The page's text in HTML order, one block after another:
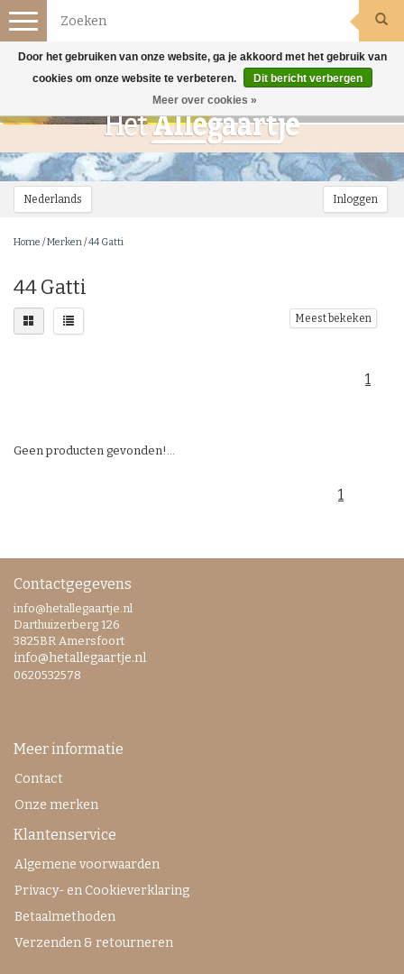
Nederlands Inloggen
Toggle
navigation
Home /Merken/44 Gatti
44 Gatti
Meest bekeken
1
Geen producten gevonden!...
1
Contactgegevens
info@hetallegaartje.nl
Darthuizerberg 126
3825BR Amersfoort
info@hetallegaartje.nl
0620532578
Meer informatie
Contact
Onze merken
Klantenservice
Algemene voorwaarden
Privacy- en Cookieverklaring
Betaalmethoden
Verzenden & retourneren
Door het gebruiken van onze website, ga je akkoord met het gebruik van
cookies om onze website te verbeteren.
Dit bericht verbergen
Meer over cookies »